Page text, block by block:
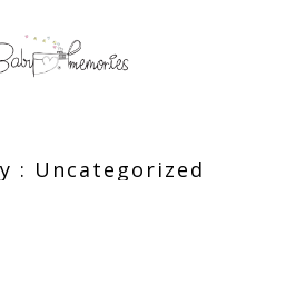
: Uncategorized